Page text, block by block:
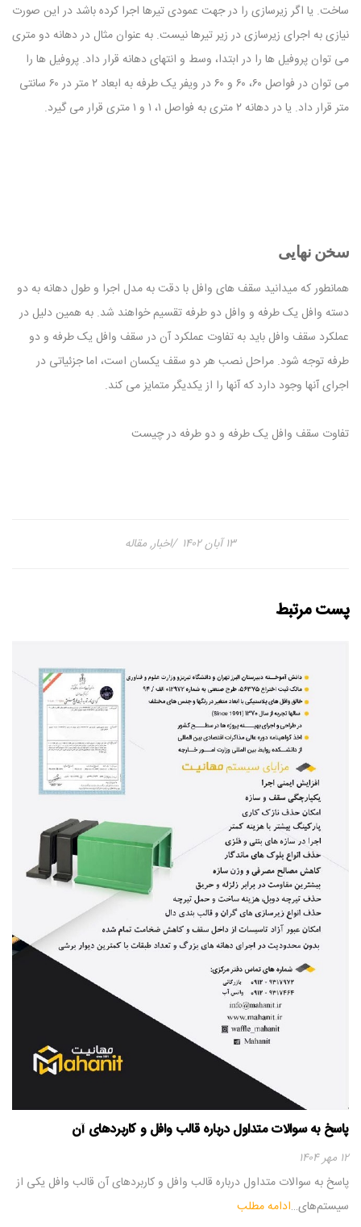
ساخت. یا اگر زیرسازی را در جهت عمودی تیرها اجرا کرده باشد در این صورت
نیازی به اجرای زیرسازی در زیر تیرها نیست. به عنوان مثال در دهانه دو متری
می توان پروفیل ها را در ابتدا، وسط و انتهای دهانه قرار داد. پروفیل ها را
می توان در فواصل ۶۰، ۶۰ و ۶۰ در ویفر یک طرفه به ابعاد ۲ متر در ۶۰ سانتی
متر قرار داد. یا در دهانه ۲ متری به فواصل ۱، ۱ و ۱ متری قرار می گیرد.
سخن نهایی
همانطور که میدانید سقف های وافل با دقت به مدل اجرا و طول دهانه به دو
دسته وافل یک طرفه و وافل دو طرفه تقسیم خواهند شد. به همین دلیل در
عملکرد سقف وافل باید به تفاوت عملکرد آن در سقف وافل یک طرفه و دو
طرفه توجه شود. مراحل نصب هر دو سقف یکسان است، اما جزئیاتی در
اجرای آنها وجود دارد که آنها را از یکدیگر متمایز می کند.
تفاوت سقف وافل یک طرفه و دو طرفه در چیست
۱۳ آبان ۱۴۰۲ اخبار,مقاله
پست مرتبط
پاسخ به سوالات متداول درباره قالب وافل و کاربردهای آن
۱۲ مهر ۱۴۰۴
پاسخ به سوالات متداول درباره قالب وافل و کاربردهای آن قالب وافل یکی از
سیستم‌های…ادامه مطلب